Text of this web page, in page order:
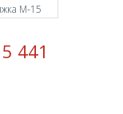
М-15
441